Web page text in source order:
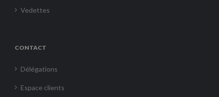
Vedettes
CONTACT
Délégations
Espace clients